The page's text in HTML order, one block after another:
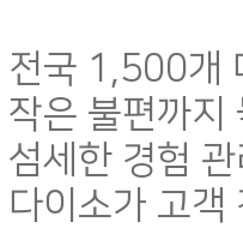
전국 1,500개
작은 불편까지
섬세한 경험
다이소가 고객